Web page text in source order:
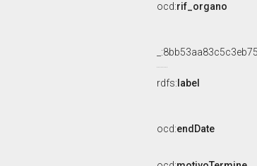
ocd:rif_organo
rdfs: label
ocd:endDate